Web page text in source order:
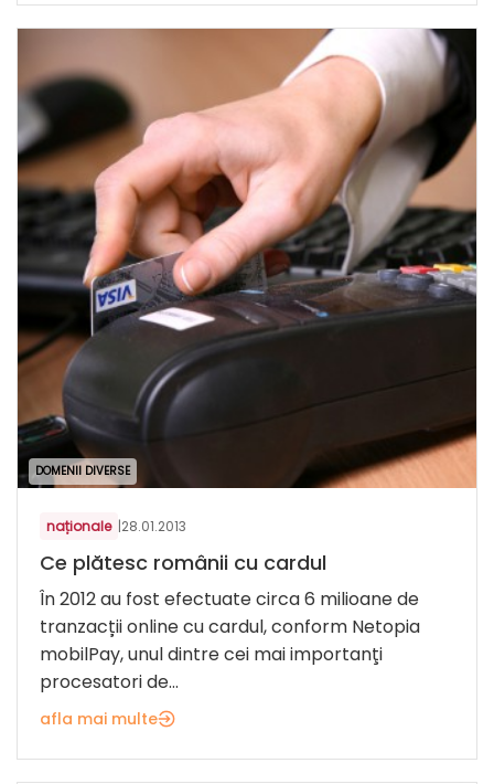
DOMENII DIVERSE
naționale |28.01.2013
Ce plătesc românii cu cardul
În 2012 au fost efectuate circa 6 milioane de
tranzacții online cu cardul, conform Netopia
mobilPay, unul dintre cei mai importanţi
procesatori de...
afla mai multe